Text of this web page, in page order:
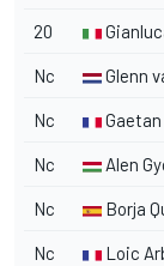
20
Nc Glenn
Nc
Nc Alen
Nc Borja
Nc Loic